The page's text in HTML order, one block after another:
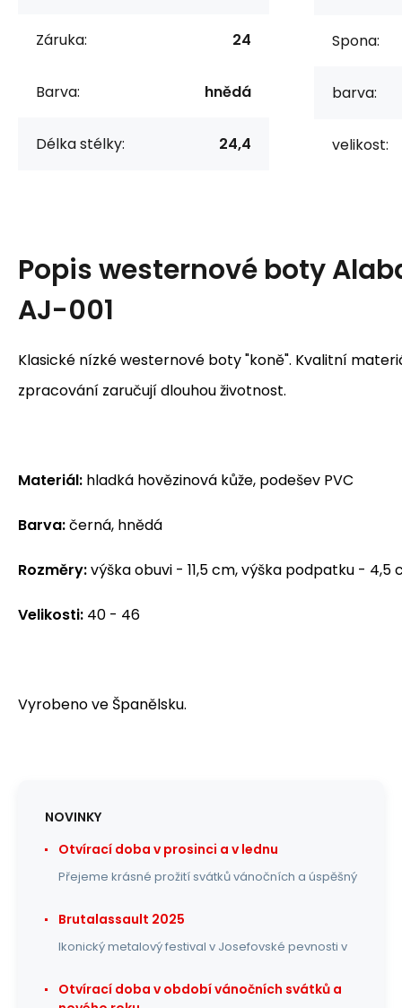
Záruka: 24
Barva: hnědá
Délka stélky: 24,4
Spona:
barva:
velikost:
Popiswesternové boty
AJ-001
Klasické nízké westernové boty "koně". Kvalitní
zpracování zaručují dlouhou životnost.
Materiál: hladká hovězinová kůže, podešev PVC
Barva:černá, hnědá
Rozměry:výška obuvi - 11,5 cm, výška podpatku - 4,5
Velikosti: 40 - 46
Vyrobeno ve Španělsku.
NOVINKY
Otvírací doba v prosinci a v lednu
Přejeme krásné prožití svátků vánočních a úspěšný
Brutalassault 2025
Ikonický metalový festival v Josefovské pevnosti v
Otvírací doba v období vánočních svátků a